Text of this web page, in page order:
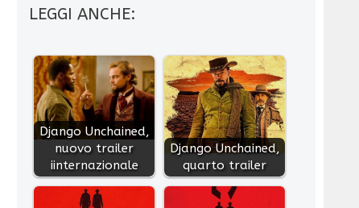
LEGGI ANCHE:
Django Unchained,
nuovo trailer
iinternazionale
Django Unchained,
quarto trailer